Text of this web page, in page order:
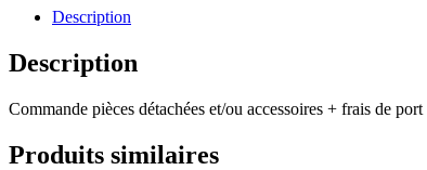
détachées
accessoires
16
Description
Description
Commande pièces détachées et/ou accessoires + frais de port
Produits similaires